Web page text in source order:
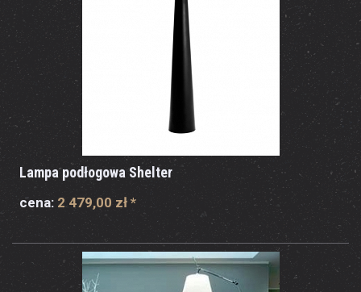
Lampa podłogowa Shelter
cena: 2 479,00 zł *